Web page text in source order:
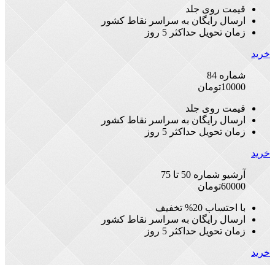
قیمت روی جلد
ارسال رایگان به سراسر نقاط کشور
زمان تحویل حداکثر 5 روز
خرید
شماره 84
10000تومان
قیمت روی جلد
ارسال رایگان به سراسر نقاط کشور
زمان تحویل حداکثر 5 روز
خرید
آرشیو شماره 50 تا 75
60000تومان
با احتساب 20% تخفیف
ارسال رایگان به سراسر نقاط کشور
زمان تحویل حداکثر 5 روز
خرید